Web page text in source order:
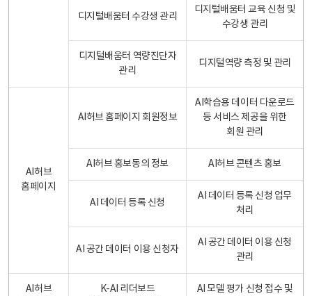
디지털배움터 수강생 관리
디지털배움터 교육 신청 및
수강생 관리
디지털배움터 역량진단자
관리
디지털역량 측정 및 관리
AI허브
홈페이지
AI허브 홈페이지 회원정보
AI학습용 데이터 다운로드
등 서비스 제공을 위한
회원 관리
AI허브 홍보동의 정보 AI허브 콘텐츠 홍보
AI 데이터 등록 신청
AI 데이터 등록 신청 업무
처리
AI 공간 데이터 이용 신청자
AI 공간 데이터 이용 신청
관리
AI허브
K-AI 리더보드
AI 모델 평가 신청 접수 및